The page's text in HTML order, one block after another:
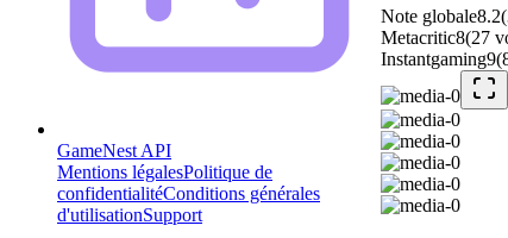
GameNest API
Mentions légalesPolitique de
confidentialitéConditions générales
d'utilisationSupport
Note globale8.2(
Metacritic8(27
Instantgaming9(